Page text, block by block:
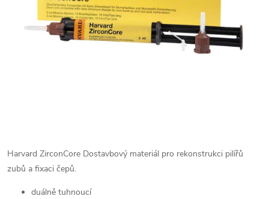
Harvard ZirconCore Dostavbový materiál pro rekonstrukci pilířů
zubů a fixaci čepů.
duálně tuhnoucí